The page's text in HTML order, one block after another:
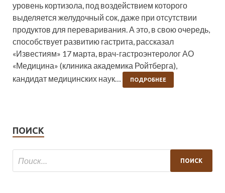
уровень кортизола, под воздействием которого
выделяется желудочный сок, даже при отсутствии
продуктов для переваривания. А это, в свою очередь,
способствует развитию гастрита, рассказал
«Известиям» 17 марта, врач-гастроэнтеролог АО
«Медицина» (клиника академика Ройтберга),
кандидат медицинских наук…
ПОДРОБНЕЕ
ПОИСК